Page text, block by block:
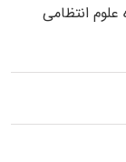
انتظامی